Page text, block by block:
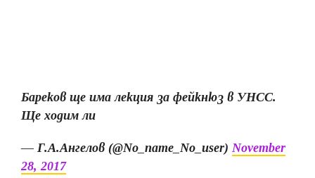
Бареков ще има лекция за фейкнюз в УНСС.
Ще ходим ли
— Г.А.Ангелов (@No_name_No_user) November
28, 2017